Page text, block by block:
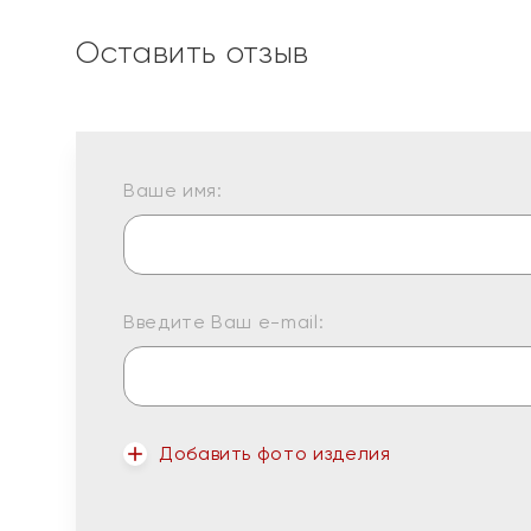
Оставить отзыв
Ваше имя:
Введите Ваш e-mail:
Добавить фото изделия